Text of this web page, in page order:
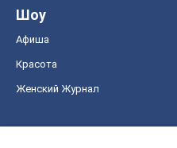
Шоу
Афиша
Красота
Женский Журнал